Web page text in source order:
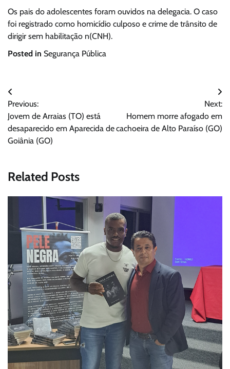
Os pais do adolescentes foram ouvidos na delegacia. O caso
foi registrado como homicídio culposo e crime de trânsito de
dirigir sem habilitação n(CNH).
Posted in Segurança Pública
Navegação
de
Post
Previous:
Jovem de Arraias (TO) está
desaparecido em Aparecida de
Goiânia (GO)
Next:
Homem morre afogado em
cachoeira de Alto Paraíso (GO)
Related Posts